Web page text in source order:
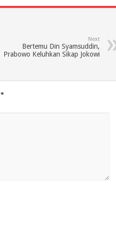
Next
Bertemu Din Syamsuddin,
Prabowo Keluhkan Sikap Jokowi
*